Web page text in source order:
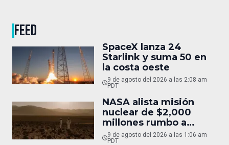
FEED
SpaceX lanza 24
Starlink y suma 50 en
la costa oeste
9 de agosto del 2026 a las 2:08 am
PDT
NASA alista misión
nuclear de $2,000
millones rumbo a
Marte
9 de agosto del 2026 a las 1:06 am
PDT